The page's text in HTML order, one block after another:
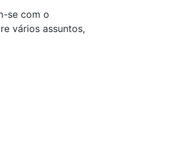
se com o
vários assuntos,